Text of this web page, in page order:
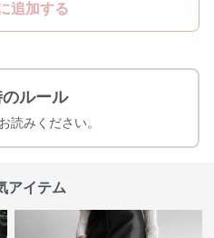
追加する
ルール
読みください。
アイテム